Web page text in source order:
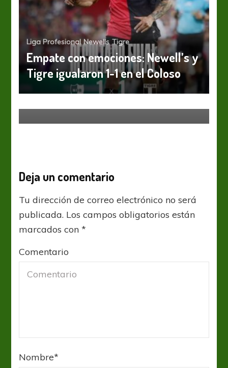
Liga Profesional Newells Tigre
Empate con emociones: Newell’s y
Tigre igualaron 1-1 en el Coloso
Deja un comentario
Tu dirección de correo electrónico no será
publicada. Los campos obligatorios están
marcados con*
Comentario
Nombre*